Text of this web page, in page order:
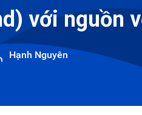
sàn
với nguồn
Hạnh Nguyên